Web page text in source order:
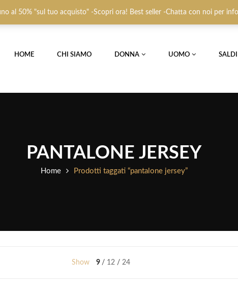
al 50% "sul tuo acquisto" -Scopri ora! Best seller -Chatta con noi per
HOME CHI SIAMO DONNA UOMO SALDI
PANTALONE JERSEY
Home Prodotti taggati “pantalone jersey”
Show 9 12 24